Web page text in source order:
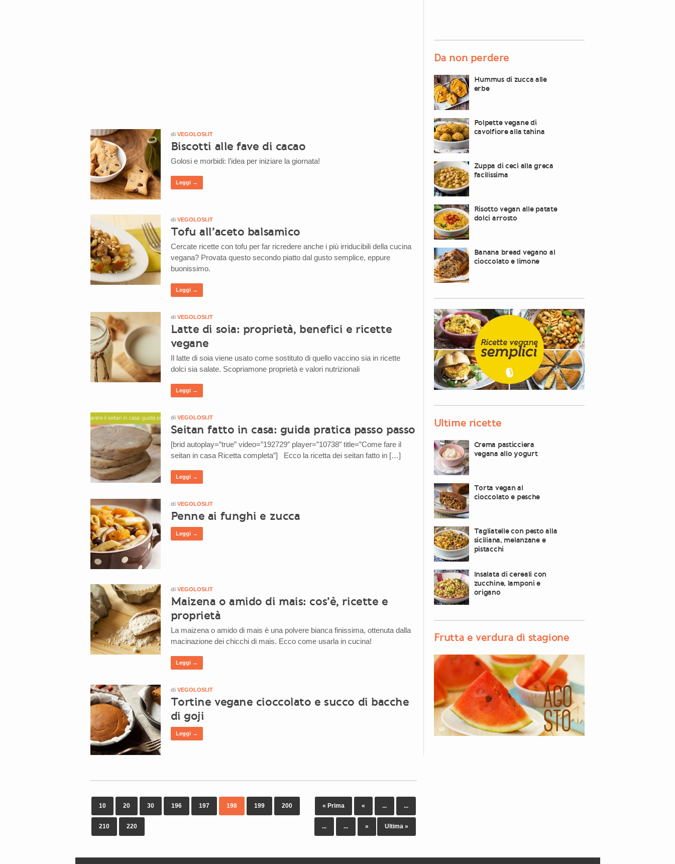
di VEGOLOSI.IT
Biscotti alle fave di cacao
Golosi e morbidi: l’idea per iniziare la giornata!
Leggi →
di VEGOLOSI.IT
Tofu all’aceto balsamico
Cercate ricette con tofu per far ricredere anche i più irriducibili della cucina
vegana? Provata questo secondo piatto dal gusto semplice, eppure
buonissimo.
Leggi →
di VEGOLOSI.IT
Latte di soia: proprietà, benefici e ricette
vegane
Il latte di soia viene usato come sostituto di quello vaccino sia in ricette
dolci sia salate. Scopriamone proprietà e valori nutrizionali
Leggi →
di VEGOLOSI.IT
Seitan fatto in casa: guida pratica passo passo
[brid autoplay=”true” video=”192729″ player=”10738″ title=”Come fare il
seitan in casa Ricetta completa”] Ecco la ricetta dei seitan fatto in […]
Leggi →
di VEGOLOSI.IT
Penne ai funghi e zucca
Leggi →
di VEGOLOSI.IT
Maizena o amido di mais: cos’è, ricette e
proprietà
La maizena o amido di mais è una polvere bianca finissima, ottenuta dalla
macinazione dei chicchi di mais. Ecco come usarla in cucina!
Leggi →
di VEGOLOSI.IT
Tortine vegane cioccolato e succo di bacche
di goji
Leggi →
« Prima « ...
10 20 30 ...
196 197 198 199 200
...
210 220 ... » Ultima »
Da non perdere
Hummus di zucca alle
erbe
Polpette vegane di
cavolfiore alla tahina
Zuppa di ceci alla greca
facilissima
Risotto vegan alle patate
dolci arrosto
Banana bread vegano al
cioccolato e limone
Ultime ricette
Crema pasticciera
vegana allo yogurt
Torta vegan al
cioccolato e pesche
Tagliatelle con pesto alla
siciliana, melanzane e
pistacchi
Insalata di cereali con
zucchine, lamponi e
origano
Frutta e verdura di stagione